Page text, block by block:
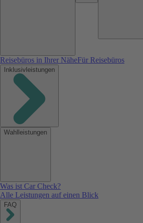
Reisebüros in Ihrer NäheFür Reisebüros
Inklusivleistungen
Wahlleistungen
Was ist Car Check?
Alle Leistungen auf einen Blick
FAQ